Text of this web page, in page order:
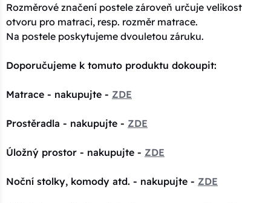
Rozměrové značení postele zároveň určuje velikost
otvoru pro matraci, resp. rozměr matrace.
Na postele poskytujeme dvouletou záruku.
Doporučujeme k tomuto produktu dokoupit:
Matrace - nakupujte - ZDE
Prostěradla - nakupujte - ZDE
Úložný prostor - nakupujte - ZDE
Noční stolky, komody atd. - nakupujte - ZDE